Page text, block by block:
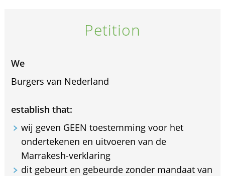
Petition
We
Burgers van Nederland
establish that:
wij geven GEEN toestemming voor het
ondertekenen en uitvoeren van de
Marrakesh-verklaring
dit gebeurt en gebeurde zonder mandaat van